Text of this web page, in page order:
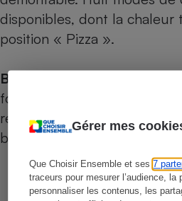
Gérer mes
Que Choisir Ensemble et ses7
traceurs pour mesurer l’audience, la
personnaliser les contenus, les
disponibles, dont la chaleur
position « Pizza ».
Bon à savoir :
four
références BXP6555B en
blanc.
Laurent Baubeste
Rédacteur technique